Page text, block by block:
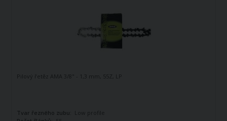
Pilový řetěz AMA 3/8" - 1,3 mm, 55Z, LP
Tvar řezného zubu: Low profile